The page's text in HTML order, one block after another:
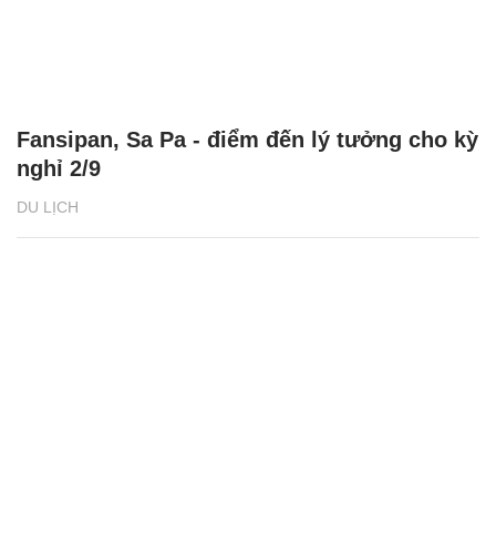
DU LỊCH
Fansipan, Sa Pa - điểm đến lý tưởng cho kỳ
nghỉ 2/9